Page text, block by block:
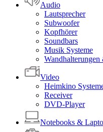
Audio
Lautsprecher
Subwoofer
Kopfhörer
Soundbars
Musik Systeme
Wandhalterungen
Video
Heimkino
Receiver
DVD-Player
Notebooks &